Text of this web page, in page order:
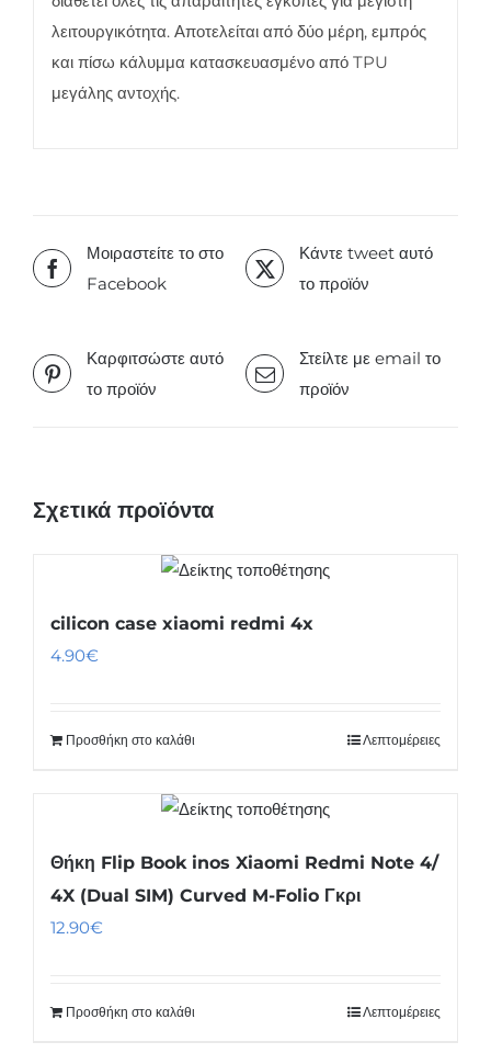
λειτουργικότητα. Αποτελείται από δύο μέρη, εμπρός
και πίσω κάλυμμα κατασκευασμένο από TPU
μεγάλης αντοχής.
Μοιραστείτε το στο
Facebook
Κάντε tweet αυτό
το προϊόν
Καρφιτσώστε αυτό
το προϊόν
Στείλτε με email το
προϊόν
Σχετικά προϊόντα
cilicon case xiaomi redmi 4x
4.90€
Προσθήκη στο καλάθι Λεπτομέρειες
Θήκη Flip Book inos Xiaomi Redmi Note 4/
4X (Dual SIM) Curved M-Folio Γκρι
12.90€
Προσθήκη στο καλάθι Λεπτομέρειες